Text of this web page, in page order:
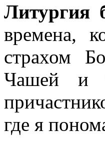
Литургия
времена,
страхом
Чашей и
где я